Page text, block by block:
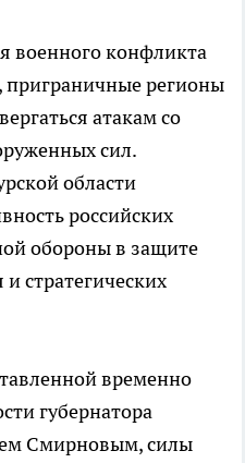
военного конфликта
приграничные регионы
атакам со
сил.
области
российских
обороны в защите
стратегических
временно
губернатора
Смирновым, силы